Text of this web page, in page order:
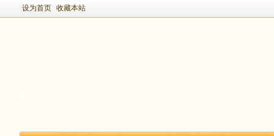
设为首页 收藏本站